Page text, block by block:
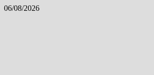
Skip
06/08/2026